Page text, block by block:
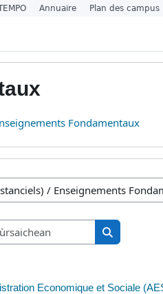
Fondamentaux
cùrsa
Lorg ann an
Lorg ann
Economique et Sociale
Annuaire Plan des campus